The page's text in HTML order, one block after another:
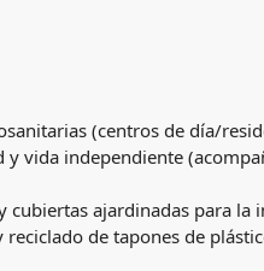
(centros de día/
vida independiente
ajardinadas para
de tapones de